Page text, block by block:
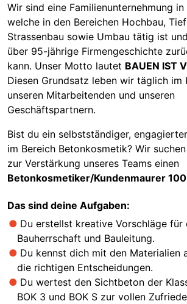
Wir sind eine Familienunternehmung in
welche in den Bereichen Hochbau,
Strassenbau sowie Umbau tätig ist
über 95-jährige Firmengeschichte
kann. Unser Motto lautet BAUEN IST
Diesen Grundsatz leben wir täglich im
unseren Mitarbeitenden und unseren
Geschäftspartnern.
Bist du ein selbstständiger,
im Bereich Betonkosmetik? Wir suchen
zur Verstärkung unseres Teams einen
Betonkosmetiker/Kundenmaurer
Das sind deine Aufgaben:
Du erstellst kreative Vorschläge für
Bauherrschaft und Bauleitung.
Du kennst dich mit den Materialien
die richtigen Entscheidungen.
Du wertest den Sichtbeton der
BOK 3 und BOK S zur vollen